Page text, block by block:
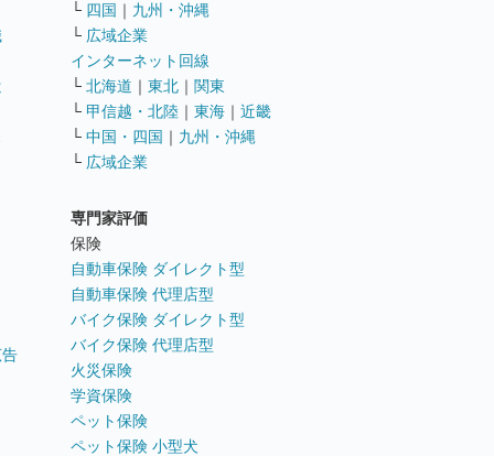
└ 四国 ｜ 九州・沖縄
└ 広域企業
インターネット回線
└ 北海道 ｜ 東北 ｜ 関東
└ 甲信越・北陸 ｜ 東海 ｜ 近畿
└ 中国・四国 ｜ 九州・沖縄
└ 広域企業
専門家評価
保険
自動車保険 ダイレクト型
自動車保険 代理店型
バイク保険 ダイレクト型
バイク保険 代理店型
火災保険
学資保険
ペット保険
ペット保険 小型犬